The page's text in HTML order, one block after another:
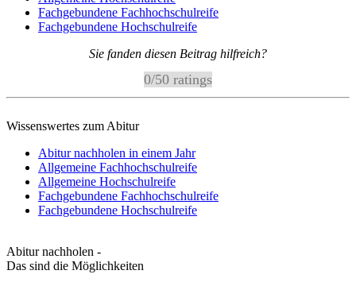
Fachgebundene Fachhochschulreife
Fachgebundene Hochschulreife
Sie fanden diesen Beitrag hilfreich?
0/50 ratings
Wissenswertes zum Abitur
Abitur nachholen in einem Jahr
Allgemeine Fachhochschulreife
Allgemeine Hochschulreife
Fachgebundene Fachhochschulreife
Fachgebundene Hochschulreife
Abitur nachholen -
Das sind die Möglichkeiten